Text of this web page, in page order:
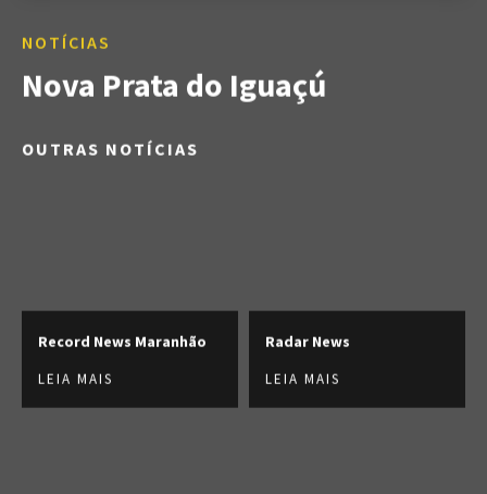
NOTÍCIAS
Nova Prata do Iguaçú
OUTRAS NOTÍCIAS
Record News Maranhão
LEIA MAIS
Radar News
LEIA MAIS